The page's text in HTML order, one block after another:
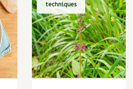
techniques